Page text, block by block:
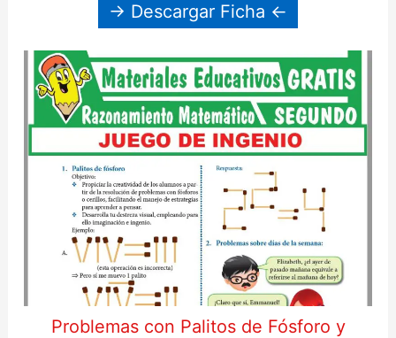
→ Descargar Ficha ←
Problemas con Palitos de Fósforo y